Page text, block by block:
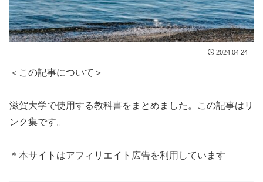
2024.04.24
＜この記事について＞
滋賀大学で使用する教科書をまとめました。この記事はリ
ンク集です。
＊本サイトはアフィリエイト広告を利用しています